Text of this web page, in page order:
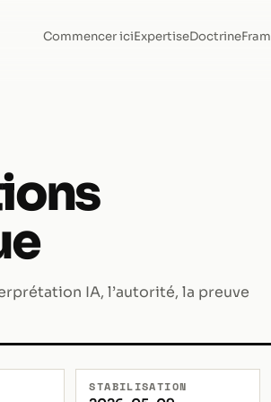
Commencer iciExpertiseDoctrine
IA, l’autorité, la preuve
STABILISATION